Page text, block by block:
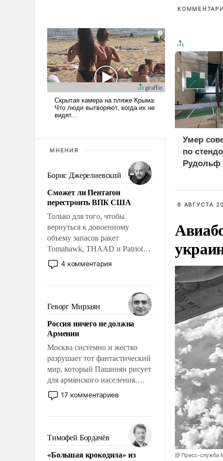
МНЕНИЯ
Борис Джерелиевский
Сможет ли Пентагон
перестроить ВПК США
Только для того, чтобы
вернуться к довоенному
объему запасов ракет
Tomahawk, THAAD и Patriot
США потребуется более трех
лет. Даже небольшая война с
Сложившаяся ситуация
означает многолетний период
уязвимости США, например,
перед Китаем.
4 комментария
Геворг Мирзаян
Россия ничего не должна
Армении
Москва системно и жестко
разрушает тот фантастический
мир, который Пашинян рисует
для армянского населения.
Мир, где политические
прожекты будут безусловно
налогоплательщиков и где
Еревану за свои поступки не
нужно отвечать.
17 комментариев
Тимофей Бордачёв
«Большая крокодила» из
Умер
по
Рудольф
6 АВГУСТА
@ Пресс-